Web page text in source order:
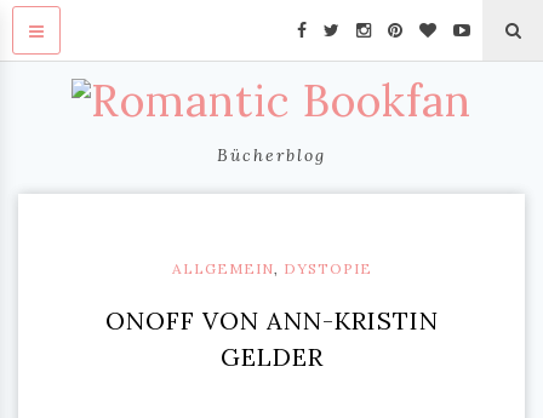
Bücherblog
ALLGEMEIN, DYSTOPIE
ONOFF VON ANN-KRISTIN
GELDER